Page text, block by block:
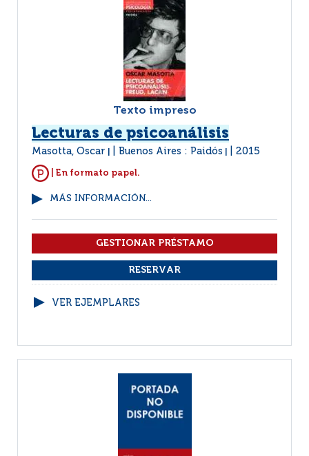
Texto impreso
Lecturas de psicoanálisis
Masotta, Oscar Buenos Aires : Paidós 2015
| En formato papel.
MÁS INFORMACIÓN...
VER EJEMPLARES